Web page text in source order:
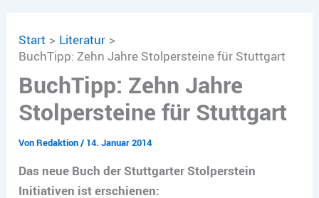
Start
Literatur
BuchTipp: Zehn Jahre Stolpersteine für Stuttgart
BuchTipp: Zehn Jahre
Stolpersteine für Stuttgart
VonRedaktion/ 14. Januar 2014
Das neue Buch der Stuttgarter Stolperstein
Initiativen ist erschienen: